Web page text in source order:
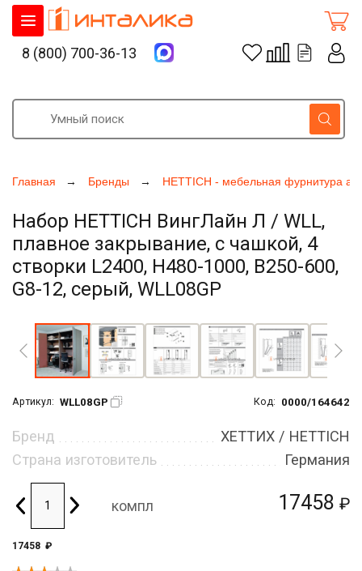
Главная Бренды HETTICH - мебельная фурнитура
Набор HETTICH ВингЛайн Л / WLL,
плавное закрывание, с чашкой, 4
створки L2400, H480-1000, B250-600,
G8-12, серый, WLL08GP
Артикул: WLL08GP Код: 0000/164642
17458 ₽
Бренд
ХЕТТИХ / HETTICH
Страна изготовитель
Германия
компл
17458 ₽
8 (800) 700-36-13